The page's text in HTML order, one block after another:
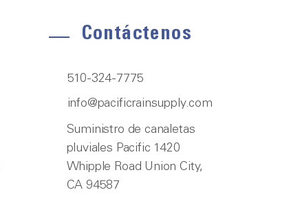
Contáctenos
510-324-7775
info@pacificrainsupply.com
Suministro de canaletas
pluviales Pacific 1420
Whipple Road Union City,
CA 94587